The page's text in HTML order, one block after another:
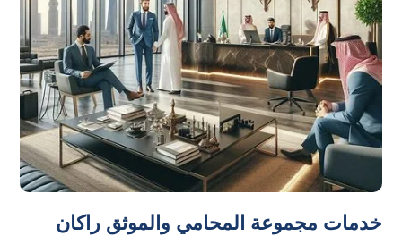
خدمات مجموعة المحامي والموثق راكان